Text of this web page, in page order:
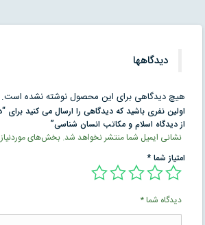
دیدگاهها
هیچ دیدگاهی برای این محصول نوشته نشده است.
اولین نفری باشید که دیدگاهی را ارسال می کنید برای
از دیدگاه اسلام و مکاتب انسان شناسی”
نشانی ایمیل شما منتشر نخواهد شد. بخش‌های
امتیاز شما*
دیدگاه شما*